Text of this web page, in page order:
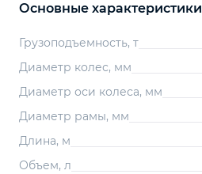
Основные характеристики
Грузоподъемность, т
Диаметр колес, мм
Диаметр оси колеса, мм
Диаметр рамы, мм
Длина, м
Объем, л